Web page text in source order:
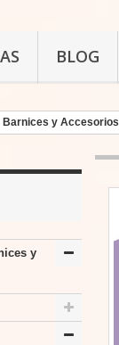
BLOG
Barnices y Accesorios
y